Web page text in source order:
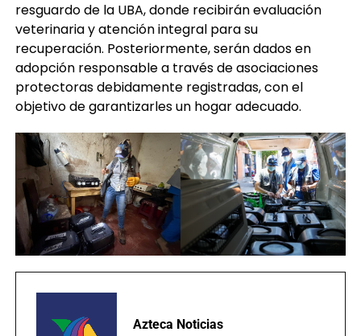
resguardo de la UBA, donde recibirán evaluación
veterinaria y atención integral para su
recuperación. Posteriormente, serán dados en
adopción responsable a través de asociaciones
protectoras debidamente registradas, con el
objetivo de garantizarles un hogar adecuado.
Azteca Noticias